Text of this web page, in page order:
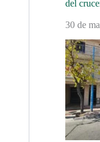
del
30 de